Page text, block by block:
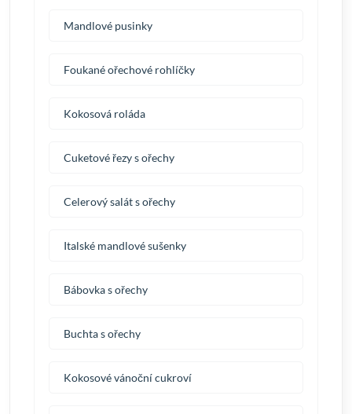
Mandlové pusinky
Foukané ořechové rohlíčky
Kokosová roláda
Cuketové řezy s ořechy
Celerový salát s ořechy
Italské mandlové sušenky
Bábovka s ořechy
Buchta s ořechy
Kokosové vánoční cukroví